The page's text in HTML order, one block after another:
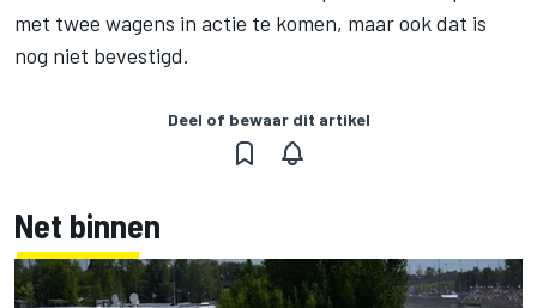
met twee wagens in actie te komen, maar ook dat is
nog niet bevestigd.
Deel of bewaar dit artikel
Net binnen